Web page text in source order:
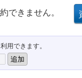
できません。
用できます。